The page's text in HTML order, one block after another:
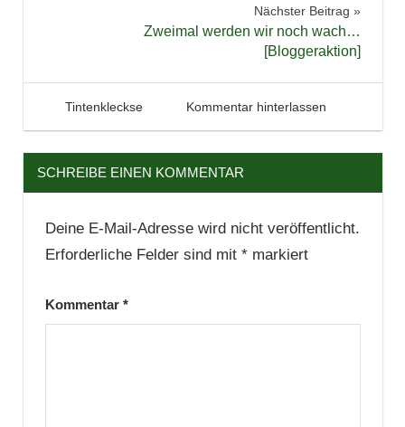
Nächster Beitrag
Zweimal werden wir noch wach…
[Bloggeraktion]
23. November 2015
Tintenhain
Tintenkleckse Kommentar hinterlassen
SCHREIBE EINEN KOMMENTAR
Deine E-Mail-Adresse wird nicht veröffentlicht.
Erforderliche Felder sind mit *markiert
Kommentar *